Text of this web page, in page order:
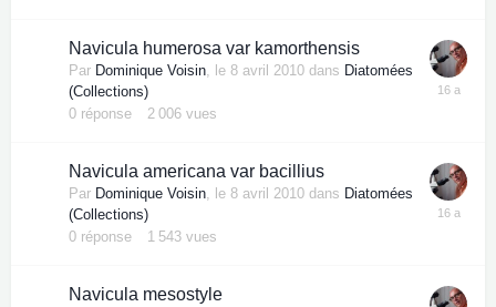
Navicula humerosa var kamorthensis
Par Dominique Voisin, le 8 avril 2010 dans Diatomées
(Collections)
0 réponse 2 006 vues
Navicula americana var bacillius
Par Dominique Voisin, le 8 avril 2010 dans Diatomées
(Collections)
0 réponse 1 543 vues
Navicula mesostyle